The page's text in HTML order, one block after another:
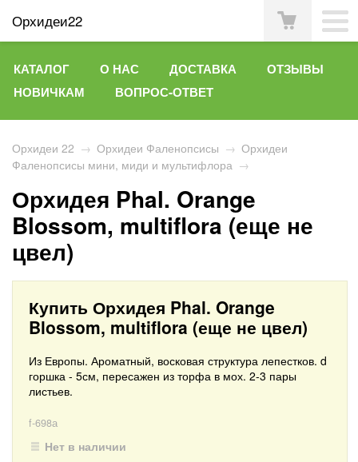
Орхидеи22
КАТАЛОГ О НАС ДОСТАВКА
ОТЗЫВЫ
НОВИЧКАМ
ВОПРОС-ОТВЕТ
Орхидеи 22 → Орхидеи Фаленопсисы → Орхидеи
Фаленопсисы мини, миди и мультифлора →
Орхидея Phal. Orange
Blossom, multiflora (еще не
цвел)
Купить Орхидея Phal. Orange
Blossom, multiflora (еще не цвел)
Из Европы. Ароматный, восковая структура лепестков. d
горшка - 5см, пересажен из торфа в мох. 2-3 пары
листьев.
f-698а
Нет в наличии